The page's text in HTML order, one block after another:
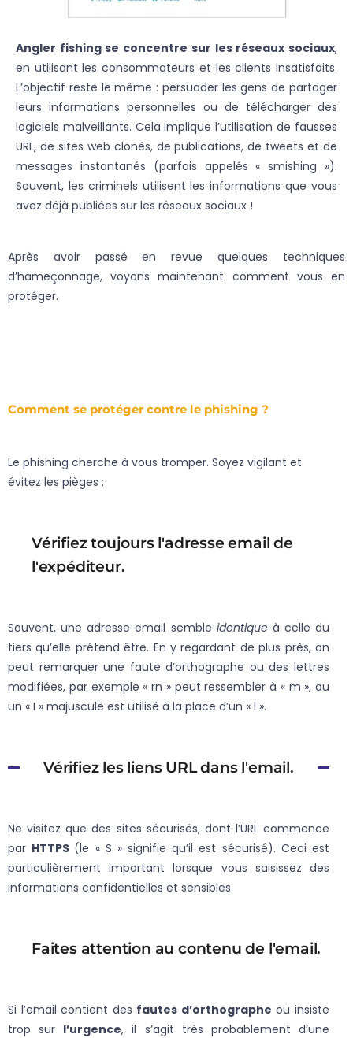
Angler fishing se concentre sur les réseaux sociaux,
en utilisant les consommateurs et les clients insatisfaits.
L’objectif reste le même : persuader les gens de partager
leurs informations personnelles ou de télécharger des
logiciels malveillants. Cela implique l’utilisation de fausses
URL, de sites web clonés, de publications, de tweets et de
messages instantanés (parfois appelés « smishing »).
Souvent, les criminels utilisent les informations que vous
avez déjà publiées sur les réseaux sociaux !
Après avoir passé en revue quelques techniques
d’hameçonnage, voyons maintenant comment vous en
protéger.
Comment se protéger contre le phishing ?
Le phishing cherche à vous tromper. Soyez vigilant et
évitez les pièges :
Vérifiez toujours l'adresse email de
l'expéditeur.
Souvent, une adresse email semble identique à celle du
tiers qu’elle prétend être. En y regardant de plus près, on
peut remarquer une faute d’orthographe ou des lettres
modifiées, par exemple « rn » peut ressembler à « m », ou
un « I » majuscule est utilisé à la place d’un « l ».
Vérifiez les liens URL dans l'email.
Ne visitez que des sites sécurisés, dont l’URL commence
par HTTPS (le « S » signifie qu’il est sécurisé). Ceci est
particulièrement important lorsque vous saisissez des
informations confidentielles et sensibles.
Faites attention au contenu de l'email.
Si l’email contient des fautes d’orthographe ou insiste
trop sur l’urgence, il s’agit très probablement d’une